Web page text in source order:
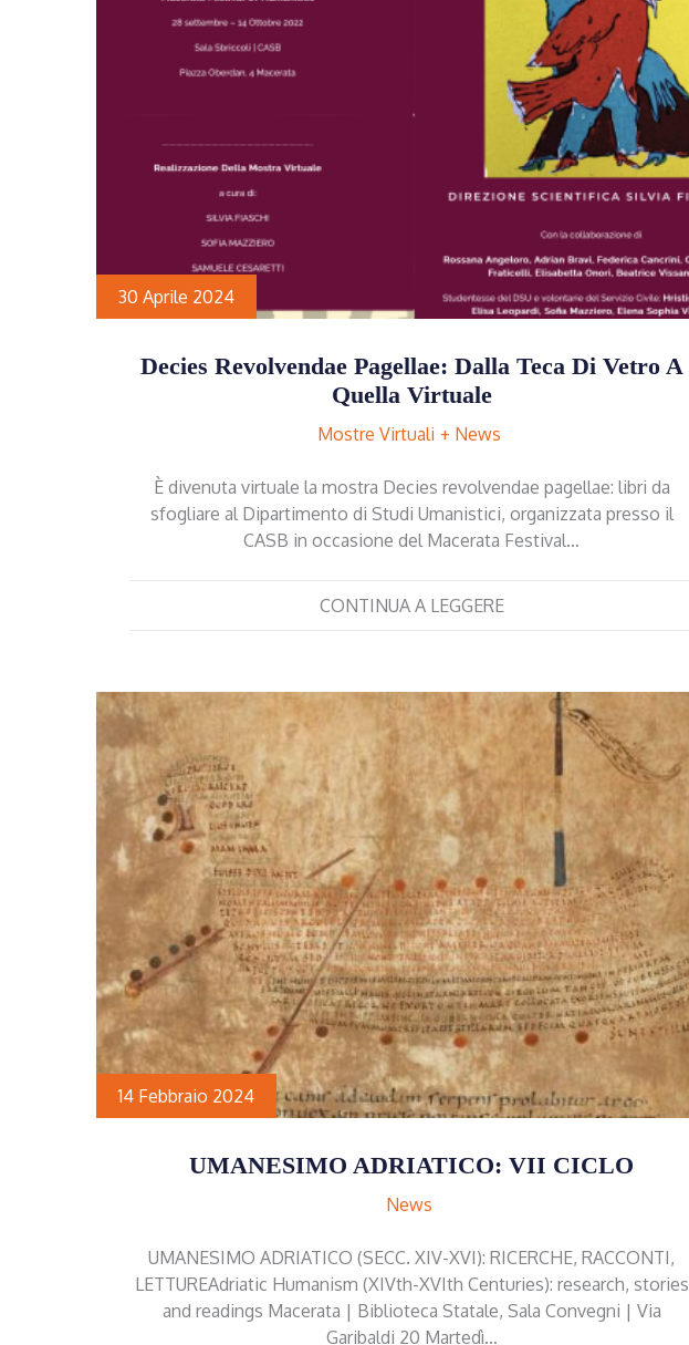
30 Aprile 2024
Decies Revolvendae Pagellae: Dalla Teca Di Vetro A
Quella Virtuale
Mostre Virtuali News
È divenuta virtuale la mostra Decies revolvendae pagellae: libri da
sfogliare al Dipartimento di Studi Umanistici, organizzata presso il
CASB in occasione del Macerata Festival…
CONTINUA A LEGGERE
14 Febbraio 2024
UMANESIMO ADRIATICO: VII CICLO
News
UMANESIMO ADRIATICO (SECC. XIV-XVI): RICERCHE, RACCONTI,
LETTUREAdriatic Humanism (XIVth-XVIth Centuries): research, stories
and readings Macerata | Biblioteca Statale, Sala Convegni | Via
Garibaldi 20 Martedì…